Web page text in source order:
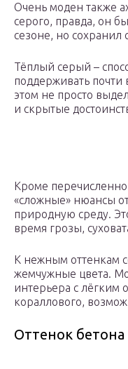
Очень моден также
серого, правда, он
сезоне, но сохранил
Тёплый серый –
поддерживать почти
этом не просто
и скрытые
Кроме
«сложные» нюансы
природную среду.
время грозы,
К нежным оттенкам
жемчужные цвета.
интерьера с лёгким
кораллового,
Оттенок бетона